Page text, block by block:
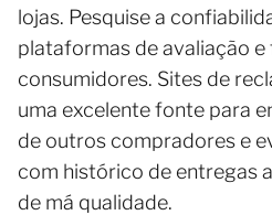
lojas. Pesquise a
plataformas de avaliação
consumidores. Sites de
uma excelente fonte para
de outros compradores e
com histórico de entregas
de má qualidade.